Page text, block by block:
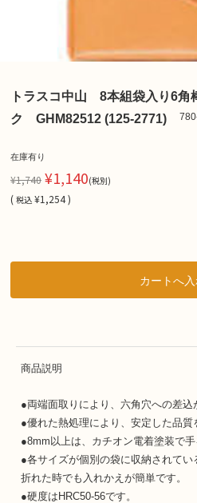
トラスコ中山 8本組袋入り6角
ク GHM82512 (125-2771)
在庫有り
¥1,740 ¥1,140(税別)
( 税込 ¥1,254 )
商品説明
●両端面取りにより、六角穴への差込
●優れた熱処理により、安定した品質
●8mm以上は、カチオン電着塗装で手
●各サイズが個別の袋に収納されてい
折れた時でも入れかえが簡単です。
●硬度はHRC50-56です。